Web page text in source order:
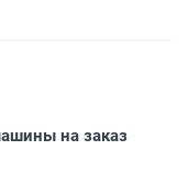
на заказ